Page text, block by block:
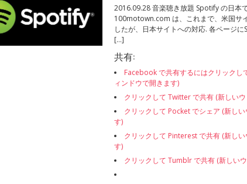
2016.09.28 音楽聴き放題 Spotify の日本
100motown.com は、これまで、米国サ
したが、日本サイトへの対応. 各ページ
[…]
共有:
Facebook で共有するにはクリックし
ィンドウで開きます)
クリックして Twitter で共有 (新しい
クリックして Pocket でシェア (新し
す)
クリックして Pinterest で共有 (新しい
す)
クリックして Tumblr で共有 (新しい